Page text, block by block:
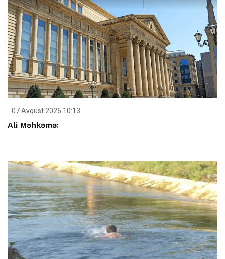
07 Avqust 2026 10:13
Ali Məhkəmə: